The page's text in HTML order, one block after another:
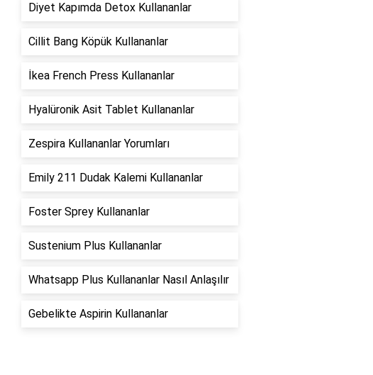
Diyet Kapımda Detox Kullananlar
Cillit Bang Köpük Kullananlar
İkea French Press Kullananlar
Hyalüronik Asit Tablet Kullananlar
Zespira Kullananlar Yorumları
Emily 211 Dudak Kalemi Kullananlar
Foster Sprey Kullananlar
Sustenium Plus Kullananlar
Whatsapp Plus Kullananlar Nasıl Anlaşılır
Gebelikte Aspirin Kullananlar